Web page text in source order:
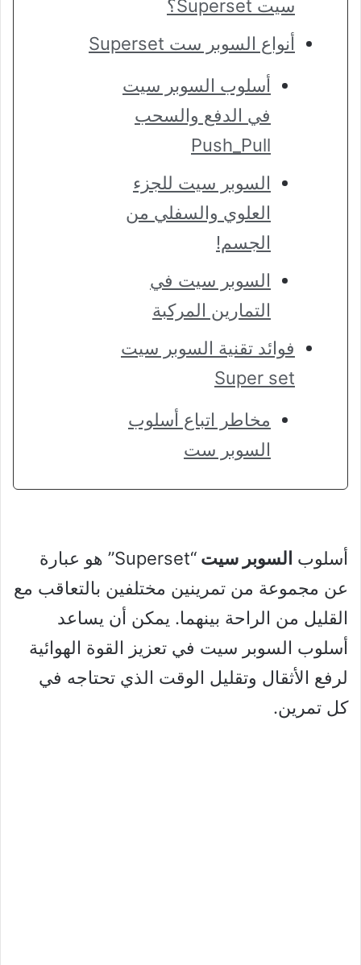
سيت Superset؟
أنواع السوبر ست Superset
أسلوب السوبر سيت
في الدفع والسحب
Push_Pull
السوبر سيت للجزء
العلوي والسفلي من
الجسم!
السوبر سيت في
التمارين المركبة
فوائد تقنية السوبر سيت
Super set
مخاطر اتباع أسلوب
السوبر ست
أسلوب السوبر سيت
“Superset” هو عبارة
عن مجموعة من تمرينين مختلفين بالتعاقب مع
القليل من الراحة بينهما. يمكن أن يساعد
أسلوب السوبر سيت في تعزيز القوة الهوائية
لرفع الأثقال وتقليل الوقت الذي تحتاجه في
كل تمرين.